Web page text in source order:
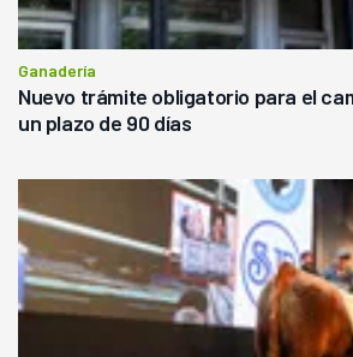
Ganadería
Nuevo trámite obligatorio para el
un plazo de 90 días